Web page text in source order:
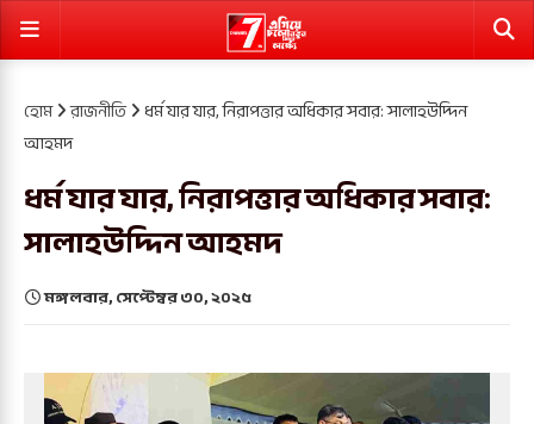
হোম রাজনীতি ধর্ম যার যার, নিরাপত্তার অধিকার সবার: সালাহউদ্দিন
আহমদ
ধর্ম যার যার, নিরাপত্তার অধিকার সবার:
সালাহউদ্দিন আহমদ
মঙ্গলবার, সেপ্টেম্বর ৩০, ২০২৫